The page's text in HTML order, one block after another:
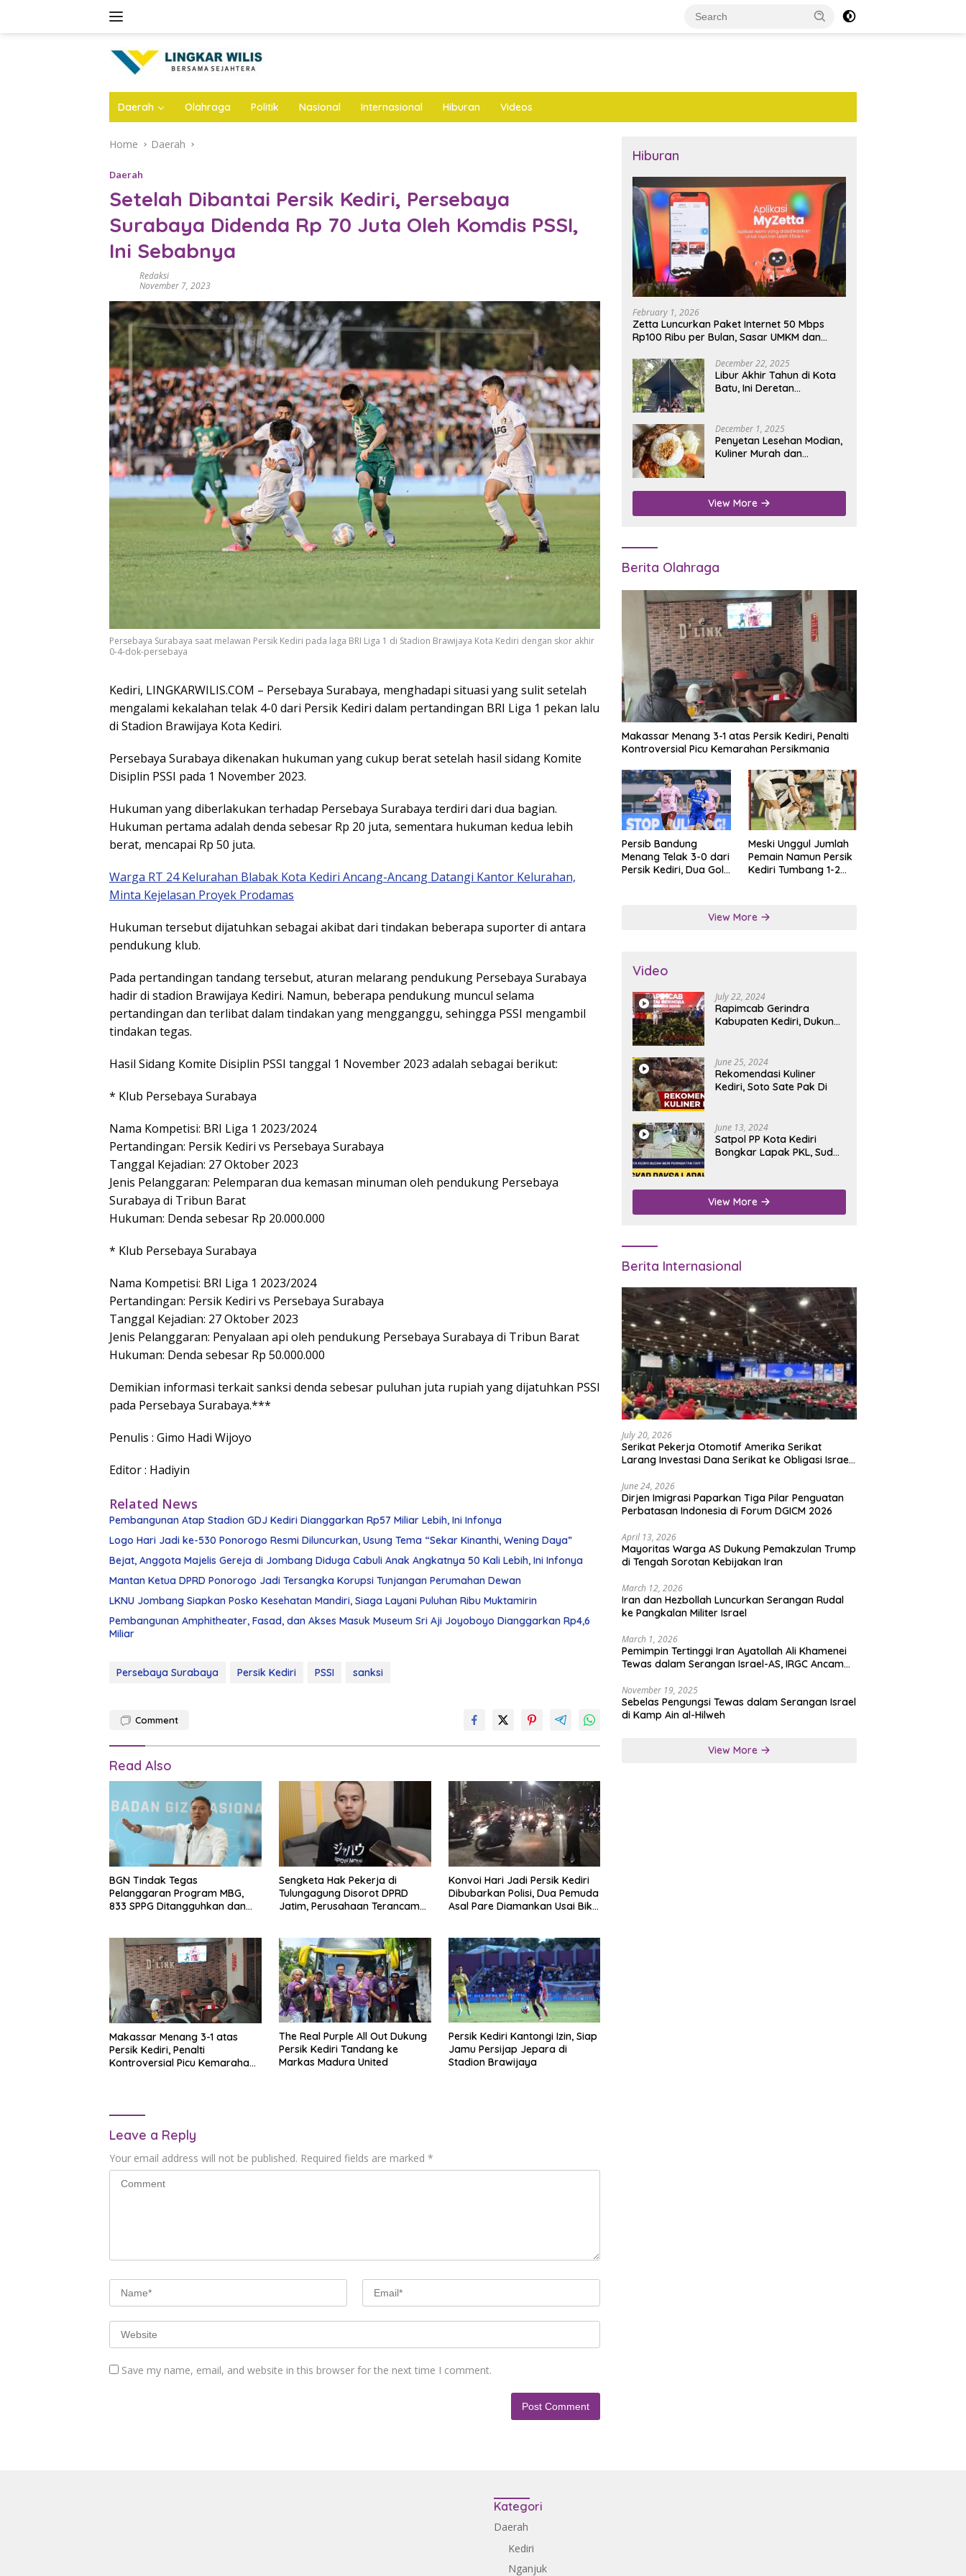
Daerah Olahraga Politik Nasional Internasional Hiburan Videos
Home Daerah
Daerah
Setelah Dibantai Persik Kediri, Persebaya
Surabaya Didenda Rp 70 Juta Oleh Komdis PSSI,
Ini Sebabnya
Redaksi
November 7, 2023
Persebaya Surabaya saat melawan Persik Kediri pada laga BRI Liga 1 di Stadion Brawijaya Kota Kediri dengan skor akhir
0-4-dok-persebaya
Kediri, LINGKARWILIS.COM – Persebaya Surabaya, menghadapi situasi yang sulit setelah
mengalami kekalahan telak 4-0 dari Persik Kediri dalam pertandingan BRI Liga 1 pekan lalu
di Stadion Brawijaya Kota Kediri.
Persebaya Surabaya dikenakan hukuman yang cukup berat setelah hasil sidang Komite
Disiplin PSSI pada 1 November 2023.
Hukuman yang diberlakukan terhadap Persebaya Surabaya terdiri dari dua bagian.
Hukuman pertama adalah denda sebesar Rp 20 juta, sementara hukuman kedua lebih
berat, mencapai Rp 50 juta.
Warga RT 24 Kelurahan Blabak Kota Kediri Ancang-Ancang Datangi Kantor Kelurahan,
Minta Kejelasan Proyek Prodamas
Hukuman tersebut dijatuhkan sebagai akibat dari tindakan beberapa suporter di antara
pendukung klub.
Pada pertandingan tandang tersebut, aturan melarang pendukung Persebaya Surabaya
hadir di stadion Brawijaya Kediri. Namun, beberapa pendukung muncul selama
pertandingan dan terlibat dalam tindakan yang mengganggu, sehingga PSSI mengambil
tindakan tegas.
Hasil Sidang Komite Disiplin PSSI tanggal 1 November 2023 adalah sebagai berikut:
* Klub Persebaya Surabaya
Nama Kompetisi: BRI Liga 1 2023/2024
Pertandingan: Persik Kediri vs Persebaya Surabaya
Tanggal Kejadian: 27 Oktober 2023
Jenis Pelanggaran: Pelemparan dua kemasan minuman oleh pendukung Persebaya
Surabaya di Tribun Barat
Hukuman: Denda sebesar Rp 20.000.000
* Klub Persebaya Surabaya
Nama Kompetisi: BRI Liga 1 2023/2024
Pertandingan: Persik Kediri vs Persebaya Surabaya
Tanggal Kejadian: 27 Oktober 2023
Jenis Pelanggaran: Penyalaan api oleh pendukung Persebaya Surabaya di Tribun Barat
Hukuman: Denda sebesar Rp 50.000.000
Demikian informasi terkait sanksi denda sebesar puluhan juta rupiah yang dijatuhkan PSSI
pada Persebaya Surabaya.***
Penulis : Gimo Hadi Wijoyo
Editor : Hadiyin
Related News
Pembangunan Atap Stadion GDJ Kediri Dianggarkan Rp57 Miliar Lebih, Ini Infonya
Logo Hari Jadi ke-530 Ponorogo Resmi Diluncurkan, Usung Tema “Sekar Kinanthi, Wening Daya”
Bejat, Anggota Majelis Gereja di Jombang Diduga Cabuli Anak Angkatnya 50 Kali Lebih, Ini Infonya
Mantan Ketua DPRD Ponorogo Jadi Tersangka Korupsi Tunjangan Perumahan Dewan
LKNU Jombang Siapkan Posko Kesehatan Mandiri, Siaga Layani Puluhan Ribu Muktamirin
Pembangunan Amphitheater, Fasad, dan Akses Masuk Museum Sri Aji Joyoboyo Dianggarkan Rp4,6
Miliar
Persebaya Surabaya Persik Kediri PSSI sanksi
Comment
Read Also
BGN Tindak Tegas
Pelanggaran Program MBG,
833 SPPG Ditangguhkan dan
Sengketa Hak Pekerja di
Tulungagung Disorot DPRD
Jatim, Perusahaan Terancam
Konvoi Hari Jadi Persik Kediri
Dibubarkan Polisi, Dua Pemuda
Asal Pare Diamankan Usai Bikin
Makassar Menang 3-1 atas
Persik Kediri, Penalti
Kontroversial Picu Kemarahan
The Real Purple All Out Dukung
Persik Kediri Tandang ke
Markas Madura United
Persik Kediri Kantongi Izin, Siap
Jamu Persijap Jepara di
Stadion Brawijaya
Leave a Reply
Your email address will not be published. Required fields are marked *
Save my name, email, and website in this browser for the next time I comment.
Hiburan
February 1, 2026
Zetta Luncurkan Paket Internet 50 Mbps
Rp100 Ribu per Bulan, Sasar UMKM dan
December 22, 2025
Libur Akhir Tahun di Kota
Batu, Ini Deretan
December 1, 2025
Penyetan Lesehan Modian,
Kuliner Murah dan
Nganjuk
View More
Berita Olahraga
Makassar Menang 3-1 atas Persik Kediri, Penalti
Kontroversial Picu Kemarahan Persikmania
Persib Bandung
Menang Telak 3-0 dari
Persik Kediri, Dua Gol
Meski Unggul Jumlah
Pemain Namun Persik
Kediri Tumbang 1-2
View More
Video
July 22, 2024
Rapimcab Gerindra
Kabupaten Kediri, Dukung
June 25, 2024
Rekomendasi Kuliner
Kediri, Soto Sate Pak Di
June 13, 2024
Satpol PP Kota Kediri
Bongkar Lapak PKL, Sudah
View More
Berita Internasional
July 20, 2026
Serikat Pekerja Otomotif Amerika Serikat
Larang Investasi Dana Serikat ke Obligasi Israel,
June 24, 2026
Dirjen Imigrasi Paparkan Tiga Pilar Penguatan
Perbatasan Indonesia di Forum DGICM 2026
April 13, 2026
Mayoritas Warga AS Dukung Pemakzulan Trump
di Tengah Sorotan Kebijakan Iran
March 12, 2026
Iran dan Hezbollah Luncurkan Serangan Rudal
ke Pangkalan Militer Israel
March 1, 2026
Pemimpin Tertinggi Iran Ayatollah Ali Khamenei
Tewas dalam Serangan Israel-AS, IRGC Ancam
November 19, 2025
Sebelas Pengungsi Tewas dalam Serangan Israel
di Kamp Ain al-Hilweh
View More
Kategori
Daerah
Kediri
Nganjuk